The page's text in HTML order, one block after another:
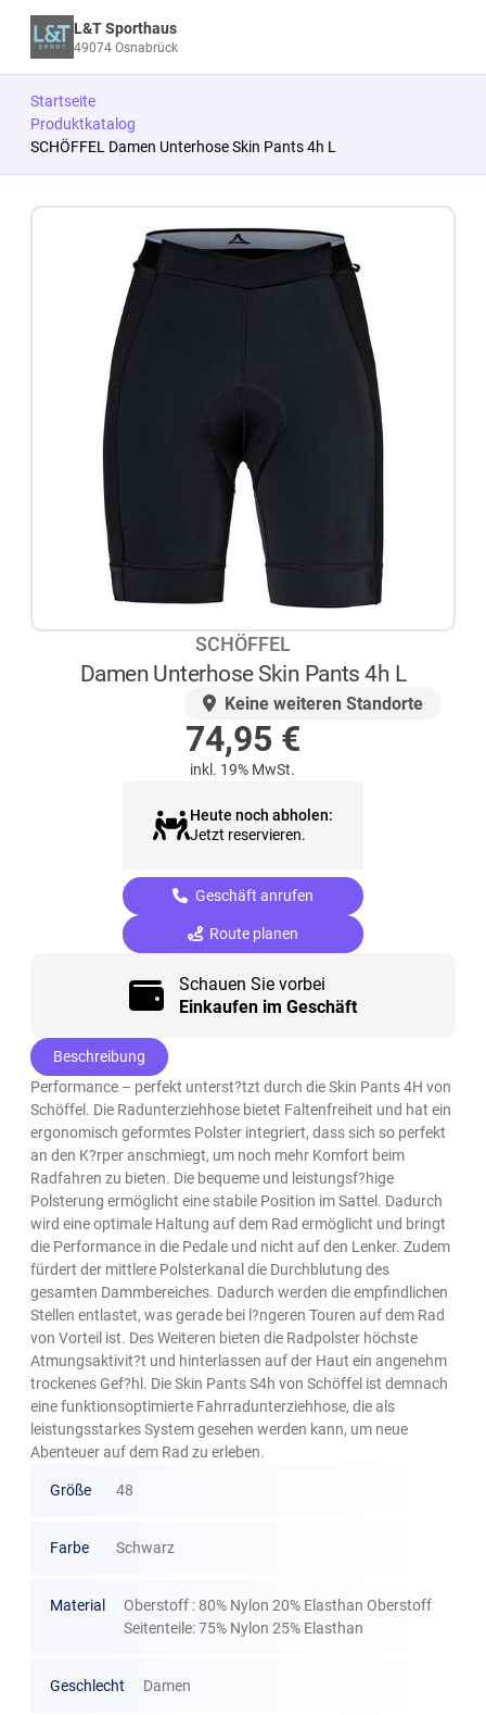
L&T Sporthaus
49074 Osnabrück
Startseite
Produktkatalog
SCHÖFFEL Damen Unterhose Skin Pants 4h L
SCHÖFFEL
Damen Unterhose Skin Pants 4h L
Keine weiteren Standorte
74,95 €
inkl. 19% MwSt.
Heute noch abholen:
Jetzt reservieren.
Geschäft anrufen
Route planen
Schauen Sie vorbei
Einkaufen im Geschäft
Beschreibung
Performance – perfekt unterst?tzt durch die Skin Pants 4H von
Schöffel. Die Radunterziehhose bietet Faltenfreiheit und hat ein
ergonomisch geformtes Polster integriert, dass sich so perfekt
an den K?rper anschmiegt, um noch mehr Komfort beim
Radfahren zu bieten. Die bequeme und leistungsf?hige
Polsterung ermöglicht eine stabile Position im Sattel. Dadurch
wird eine optimale Haltung auf dem Rad ermöglicht und bringt
die Performance in die Pedale und nicht auf den Lenker. Zudem
fürdert der mittlere Polsterkanal die Durchblutung des
gesamten Dammbereiches. Dadurch werden die empfindlichen
Stellen entlastet, was gerade bei l?ngeren Touren auf dem Rad
von Vorteil ist. Des Weiteren bieten die Radpolster höchste
Atmungsaktivit?t und hinterlassen auf der Haut ein angenehm
trockenes Gef?hl. Die Skin Pants S4h von Schöffel ist demnach
eine funktionsoptimierte Fahrradunterziehhose, die als
leistungsstarkes System gesehen werden kann, um neue
Abenteuer auf dem Rad zu erleben.
Größe 48
Farbe Schwarz
Material
Oberstoff : 80% Nylon 20% Elasthan Oberstoff
Seitenteile: 75% Nylon 25% Elasthan
Geschlecht Damen